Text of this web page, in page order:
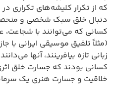
که از تکرار کلیشه‌های
دنبال خلق سبک شخصی و
کسانی که می‌توانند با
(مثلاً تلفیق موسیقی ایرانی با
زبانی تازه بیافرینند، آنها
کسانی بودند که جسارت خلق
خلاقیت و جسارت هنری یک